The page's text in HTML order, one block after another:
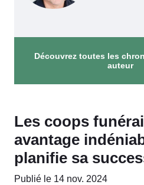
Découvrez toutes les
auteur
Les coops
avantage
planifie sa
Publié le 14 nov. 2024